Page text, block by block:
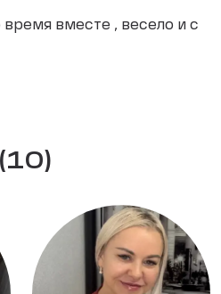
вместе , весело и с